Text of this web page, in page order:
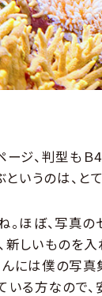
ージ、判型も
いうのは、と
。ほぼ、写真
新しいものを
には僕の写真
いる方なので